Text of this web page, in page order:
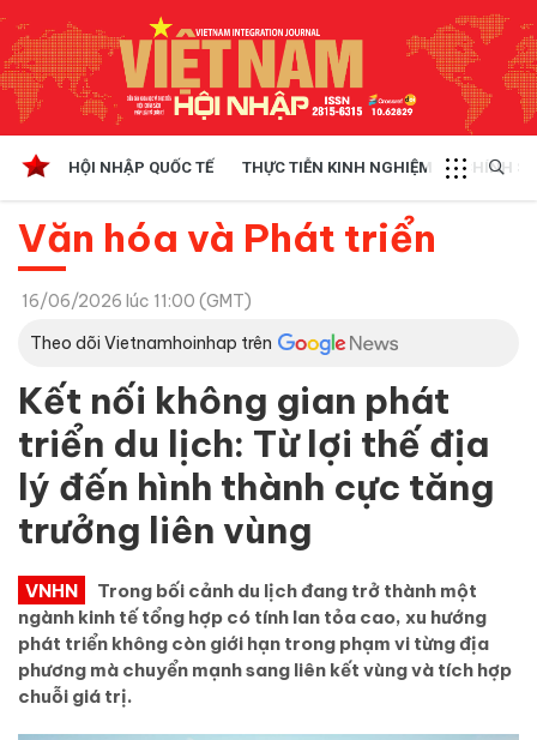
HỘI NHẬP QUỐC TẾ THỰC TIỄN KINH NGHIỆM CHÍNH
Văn hóa và Phát triển
16/06/2026 lúc 11:00 (GMT)
Theo dõi Vietnamhoinhap trên
Kết nối không gian phát
triển du lịch: Từ lợi thế địa
lý đến hình thành cực tăng
trưởng liên vùng
VNHN
Trong bối cảnh du lịch đang trở thành một
ngành kinh tế tổng hợp có tính lan tỏa cao, xu hướng
phát triển không còn giới hạn trong phạm vi từng địa
phương mà chuyển mạnh sang liên kết vùng và tích hợp
chuỗi giá trị.